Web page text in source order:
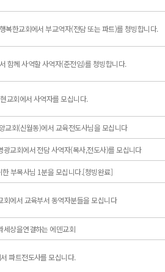
한교회에서 부교역자(전담 또는 파트)를 청빙합니다.
함께 사역할 사역자(준전임)를 청빙합니다.
교회에서 사역자를 모십니다.
교회(신월동)에서 교육전도사님을 모십니다
교회에서 전담 사역자(목사,전도사)를 모십니다
부목사님 1분을 모십니다.[청빙완료]
회에서 교육부서 동역자분들을 모십니다
세상을연결하는 에덴교회
파트전도사를 모십니다.